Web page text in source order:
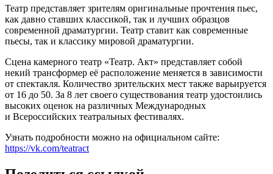
Театр представляет зрителям оригинальные прочтения пьес,
как давно ставших классикой, так и лучших образцов
современной драматургии. Театр ставит как современные
пьесы, так и классику мировой драматургии.
Сцена камерного театр «Театр. Акт» представляет собой
некий трансформер её расположение меняется в зависимости
от спектакля. Количество зрительских мест также варьируется
от 16 до 50. За 8 лет своего существования театр удостоились
высоких оценок на различных Международных
и Всероссийских театральных фестивалях.
Узнать подробности можно на официальном сайте:
https://vk.com/teatract